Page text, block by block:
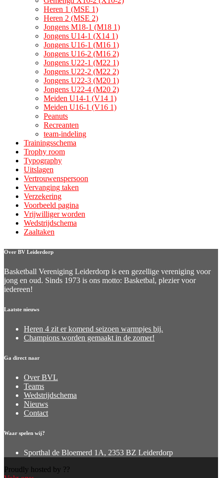
Heren 1 (MSE 1)
Heren 2 (MSE 2)
Jongens M18-1 (M18 1)
Jongens U14-1 (X14 1)
Jongens U16-1 (M16 1)
Jongens U16-2 (M16 2)
Jongens U22-1 (M22 1)
Jongens U22-2 (M22 2)
Jongens U22-3 (M20 1)
Jongens U22-4 (M20 2)
Meiden U14-1 (V14 1)
Meiden U16-1 (V16 1)
Peanuts
Recreanten
team-indeling
Trainingsschema
Trophy room
Typography
Uitslagen
Vertrouwenspersoon
Vervanging taken
Verzekering
Voorbeeld pagina
Vrijwilliger worden
Wedstrijdschema
Zaaltaken
Over BV Leiderdorp
Basketball Vereniging Leiderdorp is een gezellige vereniging voor
jong en oud. Sinds 1973 is ons motto: Basketbal, plezier voor
iedereen!
Laatste nieuws
Heren 4 zit er komend seizoen warmpjes bij.
Champions worden gemaakt in de zomer!
Ga direct naar
Over BVL
Teams
Wedstrijdschema
Nieuws
Contact
Waar spelen wij?
Sporthal de Bloemerd 1A, 2353 BZ Leiderdorp
Proudly hosted by ??